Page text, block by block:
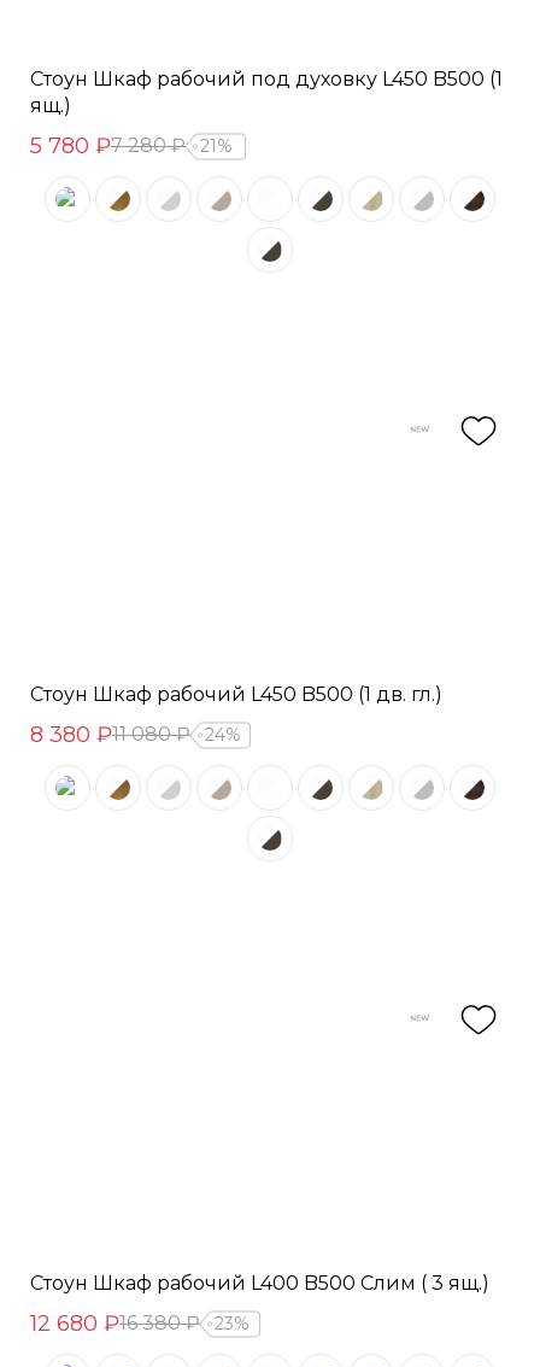
Стоун Шкаф рабочий под духовку L450 B500 (1
ящ.)
5 780 ₽7 280 ₽ 21%
Стоун Шкаф рабочий L450 B500 (1 дв. гл.)
8 380 ₽11 080 ₽ 24%
Стоун Шкаф рабочий L400 B500 Слим ( 3 ящ.)
12 680 ₽16 380 ₽ 23%